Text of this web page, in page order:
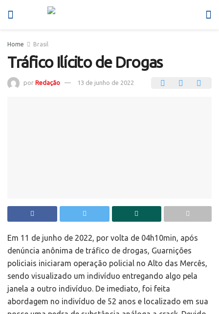
Home Brasil
Tráfico Ilícito de Drogas
por Redação 13 de junho de 2022
Em 11 de junho de 2022, por volta de 04h10min, após
denúncia anônima de tráfico de drogas, Guarnições
policiais iniciaram operação policial no Alto das Mercês,
sendo visualizado um indivíduo entregando algo pela
janela a outro indivíduo. De imediato, foi feita
abordagem no indivíduo de 52 anos e localizado em sua